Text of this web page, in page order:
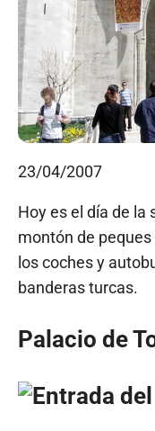
23/04/2007
Hoy es el día de la
montón de
los coches y
banderas turcas.
Palacio de